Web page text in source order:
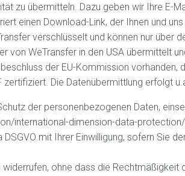
zu übermitteln. Dazu geben wir Ihre E-
einen Download-Link, der Ihnen und
verschlüsselt und können nur über
von WeTransfer in den USA übermittelt
der EU-Kommission vorhanden,
Die Datenübermittlung erfolgt
der personenbezogenen Daten,
international-dimension-data-
mit Ihrer Einwilligung, sofern Sie
ohne dass die Rechtmäßigkeit